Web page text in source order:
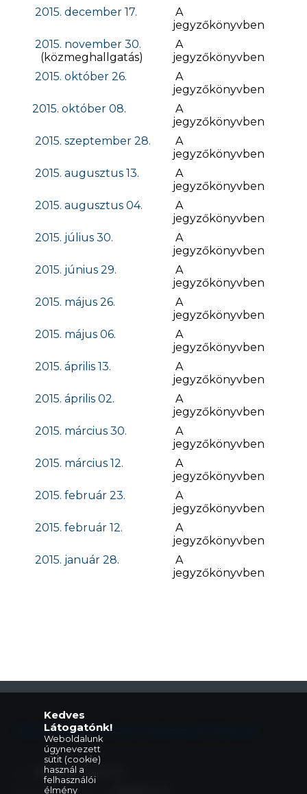
2015. december 17.
A
jegyzőkönyvben
2015. november 30.
(közmeghallgatás)
A
jegyzőkönyvben
2015. október 26.
A
jegyzőkönyvben
2015. október 08.
A
jegyzőkönyvben
2015. szeptember 28.
A
jegyzőkönyvben
2015. augusztus 13.
A
jegyzőkönyvben
2015. augusztus 04.
A
jegyzőkönyvben
2015. július 30.
A
jegyzőkönyvben
2015. június 29.
A
jegyzőkönyvben
2015. május 26.
A
jegyzőkönyvben
2015. május 06.
A
jegyzőkönyvben
2015. április 13.
A
jegyzőkönyvben
2015. április 02.
A
jegyzőkönyvben
2015. március 30.
A
jegyzőkönyvben
2015. március 12.
A
jegyzőkönyvben
2015. február 23.
A
jegyzőkönyvben
2015. február 12.
A
jegyzőkönyvben
2015. január 28.
A
jegyzőkönyvben
Eleki Közös Önkormányzati Hivatal
5742 Elek, Gyulai út 2.
Központi telefonszám:
Kedves
Látogatónk!
Weboldalunk
úgynevezett
sütit (cookie)
használ a
felhasználói
élmény